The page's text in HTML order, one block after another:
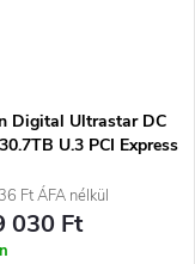
Digital Ultrastar DC
U.3 PCI Express
Ft ÁFA nélkül
030 Ft